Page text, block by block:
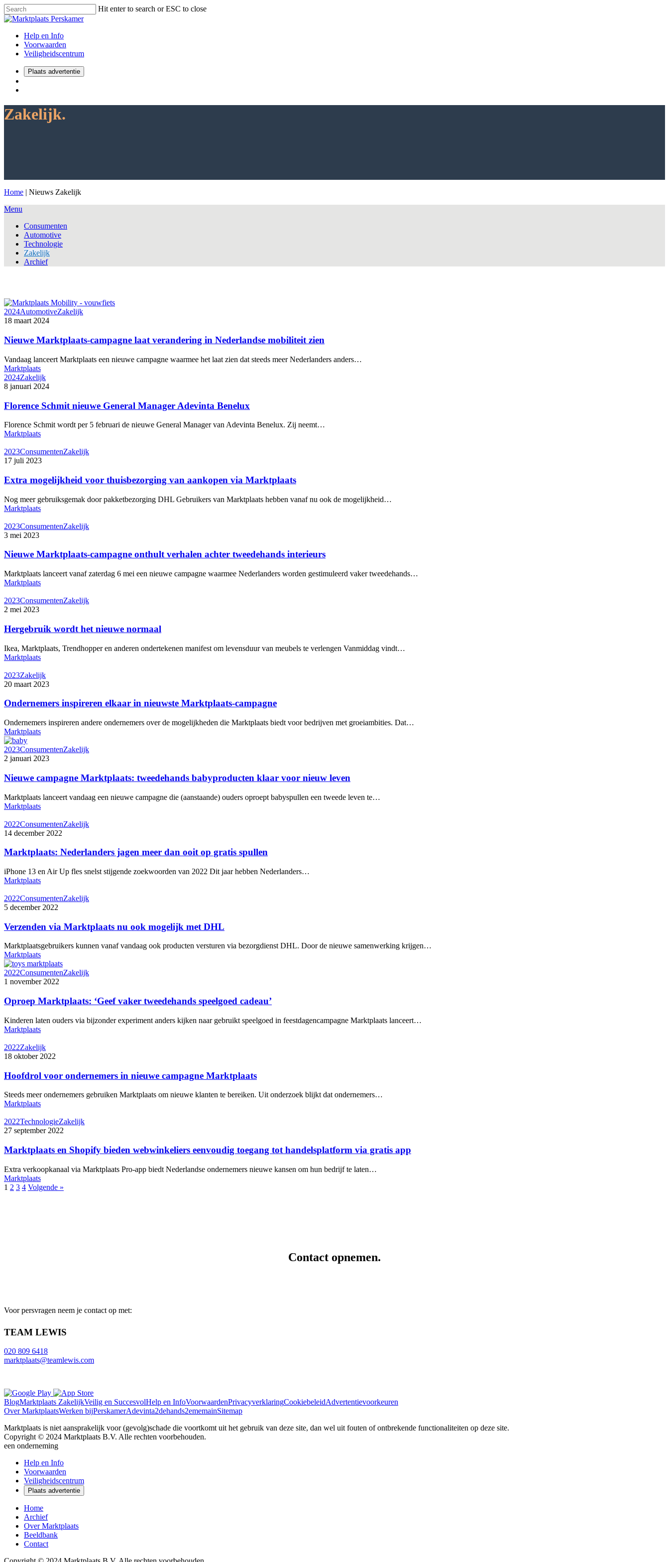
Hit enter to search or ESC to close
Help en Info
Voorwaarden
Veiligheidscentrum
Plaats advertentie
Zakelijk.
Home | Nieuws Zakelijk
Menu
Consumenten
Automotive
Technologie
Zakelijk
Archief
2024AutomotiveZakelijk
18 maart 2024
Nieuwe Marktplaats-campagne laat verandering in Nederlandse mobiliteit zien
Vandaag lanceert Marktplaats een nieuwe campagne waarmee het laat zien dat steeds meer Nederlanders anders…
Marktplaats
2024Zakelijk
8 januari 2024
Florence Schmit nieuwe General Manager Adevinta Benelux
Florence Schmit wordt per 5 februari de nieuwe General Manager van Adevinta Benelux. Zij neemt…
Marktplaats
2023ConsumentenZakelijk
17 juli 2023
Extra mogelijkheid voor thuisbezorging van aankopen via Marktplaats
Nog meer gebruiksgemak door pakketbezorging DHL Gebruikers van Marktplaats hebben vanaf nu ook de mogelijkheid…
Marktplaats
2023ConsumentenZakelijk
3 mei 2023
Nieuwe Marktplaats-campagne onthult verhalen achter tweedehands interieurs
Marktplaats lanceert vanaf zaterdag 6 mei een nieuwe campagne waarmee Nederlanders worden gestimuleerd vaker tweedehands…
Marktplaats
2023ConsumentenZakelijk
2 mei 2023
Hergebruik wordt het nieuwe normaal
Ikea, Marktplaats, Trendhopper en anderen ondertekenen manifest om levensduur van meubels te verlengen Vanmiddag vindt…
Marktplaats
2023Zakelijk
20 maart 2023
Ondernemers inspireren elkaar in nieuwste Marktplaats-campagne
Ondernemers inspireren andere ondernemers over de mogelijkheden die Marktplaats biedt voor bedrijven met groeiambities. Dat…
Marktplaats
2023ConsumentenZakelijk
2 januari 2023
Nieuwe campagne Marktplaats: tweedehands babyproducten klaar voor nieuw leven
Marktplaats lanceert vandaag een nieuwe campagne die (aanstaande) ouders oproept babyspullen een tweede leven te…
Marktplaats
2022ConsumentenZakelijk
14 december 2022
Marktplaats: Nederlanders jagen meer dan ooit op gratis spullen
iPhone 13 en Air Up fles snelst stijgende zoekwoorden van 2022 Dit jaar hebben Nederlanders…
Marktplaats
2022ConsumentenZakelijk
5 december 2022
Verzenden via Marktplaats nu ook mogelijk met DHL
Marktplaatsgebruikers kunnen vanaf vandaag ook producten versturen via bezorgdienst DHL. Door de nieuwe samenwerking krijgen…
Marktplaats
2022ConsumentenZakelijk
1 november 2022
Oproep Marktplaats: ‘Geef vaker tweedehands speelgoed cadeau’
Kinderen laten ouders via bijzonder experiment anders kijken naar gebruikt speelgoed in feestdagencampagne Marktplaats lanceert…
Marktplaats
2022Zakelijk
18 oktober 2022
Hoofdrol voor ondernemers in nieuwe campagne Marktplaats
Steeds meer ondernemers gebruiken Marktplaats om nieuwe klanten te bereiken. Uit onderzoek blijkt dat ondernemers…
Marktplaats
2022TechnologieZakelijk
27 september 2022
Marktplaats en Shopify bieden webwinkeliers eenvoudig toegang tot handelsplatform via gratis app
Extra verkoopkanaal via Marktplaats Pro-app biedt Nederlandse ondernemers nieuwe kansen om hun bedrijf te laten…
Marktplaats
1 2 3 4 Volgende »
Contact opnemen.
Voor persvragen neem je contact op met:
TEAM LEWIS
020 809 6418
marktplaats@teamlewis.com
BlogMarktplaats ZakelijkVeilig en SuccesvolHelp en InfoVoorwaardenPrivacyverklaringCookiebeleidAdvertentievoorkeuren
Over MarktplaatsWerken bijPerskamerAdevinta2dehands2ememainSitemap
Marktplaats is niet aansprakelijk voor (gevolg)schade die voortkomt uit het gebruik van deze site, dan wel uit fouten of ontbrekende functionaliteiten op deze site.
Copyright © 2024 Marktplaats B.V. Alle rechten voorbehouden.
een onderneming
Help en Info
Voorwaarden
Veiligheidscentrum
Plaats advertentie
Home
Archief
Over Marktplaats
Beeldbank
Contact